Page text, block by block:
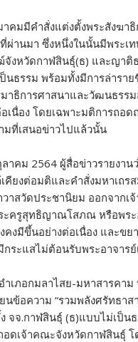
คมมีคำสั่งแต่งตั้งพระสังฆา
ผ่านมา ซึ่งหนึ่งในนั้นมีพระเ
งหวัดกาฬสินธุ์(ธ) และญาติ
นธรรม พร้อมทั้งมีการล่าร
มาธิการศาสนาและวัฒนธร
เนื่อง โดยเฉพาะมติการถ
มที่เสนอข่าวไปแล้วนั้น
าคม 2564 ผู้สื่อข่าวรายงา
คียงต่อมติและคำสั่งมหาเถ
วาสวัดประชานิยม ออกจาก
ครูสุทธิญาณโสภณ หรือพระ
คงมีขึ้นอย่างต่อเนื่อง และข
ระแสไม่ต้อนรับพระอาจาร
เภอกมลาไสย-มหาสารคา
นข้อความ “รวมพลังศรัทธา
จจ.กาฬสินธุ์ (ธ)แบบไม่เป็
ดเจ้าคณะจังหวัดกาฬสินธุ์